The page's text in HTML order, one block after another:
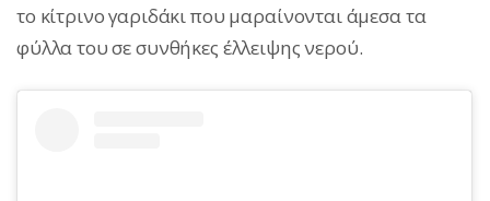
το κίτρινο γαριδάκι που μαραίνονται άμεσα τα
φύλλα του σε συνθήκες έλλειψης νερού.